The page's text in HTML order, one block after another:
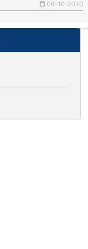
06-10-2020